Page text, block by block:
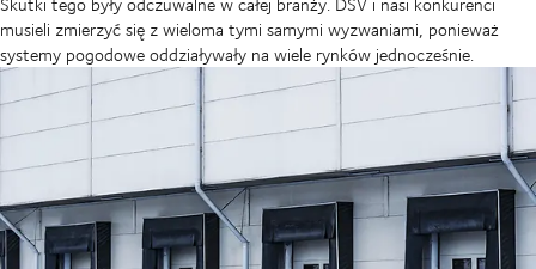
musieli zmierzyć się z wieloma tymi samymi wyzwaniami, ponieważ
systemy pogodowe oddziaływały na wiele rynków jednocześnie.